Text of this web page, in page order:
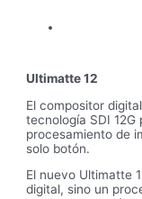
Ultimatte 12
El compositor
tecnología SDI
procesamiento de
solo botón.
El nuevo Ultimatte
digital, sino un